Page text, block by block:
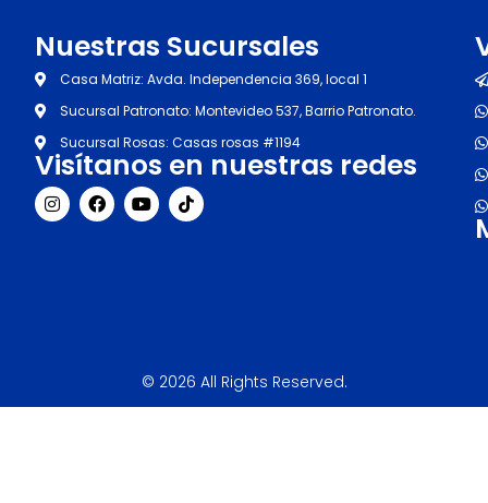
Nuestras Sucursales
Casa Matriz: Avda. Independencia 369, local 1
Sucursal Patronato: Montevideo 537, Barrio Patronato.
Sucursal Rosas: Casas rosas #1194
Visítanos en nuestras redes
I
n
s
F
a
c
Y
o
u
T
i
k
© 2026 All Rights Reserved.